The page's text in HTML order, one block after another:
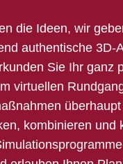
die Ideen, wir
authentische 3D-
Sie Ihr ganz
virtuellen
kombinieren und